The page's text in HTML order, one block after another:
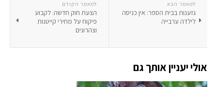
למאמר הקודם
הצעת חוק חדשה: לקבוע
פיקוח על מחירי קייטנות
וצהרונים
למאמר הבא
גזענות בבית הספר: אין כניסה
לילדה ערבייה
אולי יעניין אותך גם